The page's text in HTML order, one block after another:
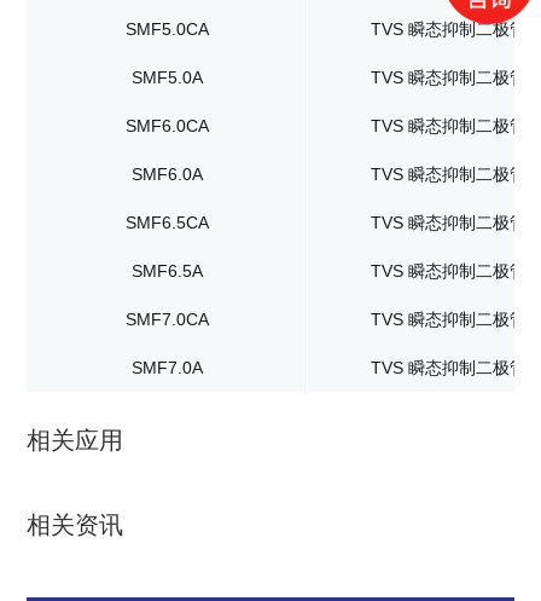
SMF5.0CA TVS 瞬态抑制二极管
SMF5.0A TVS 瞬态抑制二极管
SMF6.0CA TVS 瞬态抑制二极管
SMF6.0A TVS 瞬态抑制二极管
SMF6.5CA TVS 瞬态抑制二极管
SMF6.5A TVS 瞬态抑制二极管
SMF7.0CA TVS 瞬态抑制二极管
SMF7.0A TVS 瞬态抑制二极管
相关应用
相关资讯